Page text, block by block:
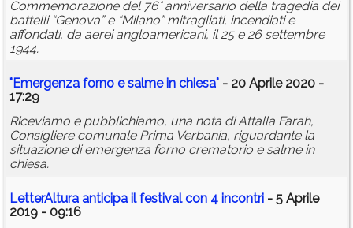
Commemorazione del 76° anniversario della tragedia dei
battelli “Genova” e “Milano” mitragliati, incendiati e
affondati, da aerei angloamericani, il 25 e 26 settembre
1944.
"Emergenza forno e salme in chiesa" - 20 Aprile 2020 -
17:29
Riceviamo e pubblichiamo, una nota di Attalla Farah,
Consigliere comunale Prima Verbania, riguardante la
situazione di emergenza forno crematorio e salme in
chiesa.
LetterAltura anticipa il festival con 4 incontri - 5 Aprile
2019 - 09:16